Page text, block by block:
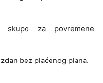
skupo za povremene
bez plaćenog plana.